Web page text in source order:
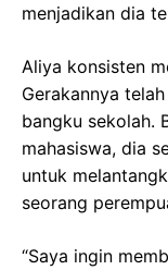
menjadikan dia
Aliya konsisten
Gerakannya
bangku sekolah.
mahasiswa, dia
untuk
seorang
“Saya ingin